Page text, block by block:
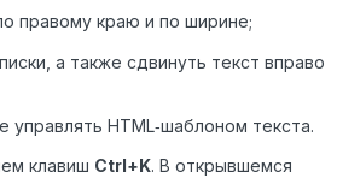
правому краю и по ширине;
а также сдвинуть текст вправо
HTML‑шаблоном текста.
клавиш Ctrl+K. В открывшемся